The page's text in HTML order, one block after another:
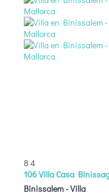
8 4
106 Villa Casa
Binissalem -Villa